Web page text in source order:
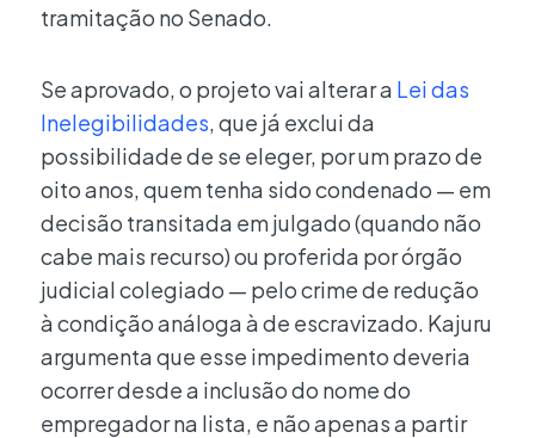
tramitação no Senado.
Se aprovado, o projeto vai alterar a Lei das
Inelegibilidades, que já exclui da
possibilidade de se eleger, por um prazo de
oito anos, quem tenha sido condenado — em
decisão transitada em julgado (quando não
cabe mais recurso) ou proferida por órgão
judicial colegiado — pelo crime de redução
à condição análoga à de escravizado. Kajuru
argumenta que esse impedimento deveria
ocorrer desde a inclusão do nome do
empregador na lista, e não apenas a partir